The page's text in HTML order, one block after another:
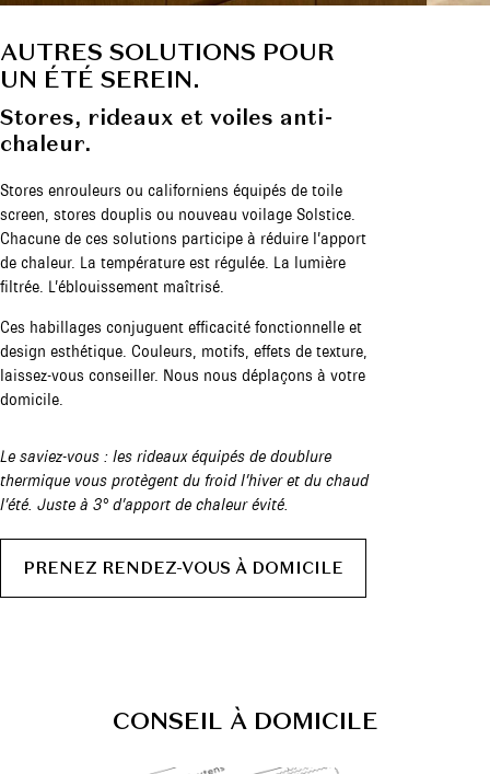
AUTRES SOLUTIONS POUR
UN ÉTÉ SEREIN.
Stores, rideaux et voiles anti-
chaleur.
Stores enrouleurs ou californiens équipés de toile
screen, stores douplis ou nouveau voilage Solstice.
Chacune de ces solutions participe à réduire l’apport
de chaleur. La température est régulée. La lumière
filtrée. L’éblouissement maîtrisé.
Ces habillages conjuguent efficacité fonctionnelle et
design esthétique. Couleurs, motifs, effets de texture,
laissez-vous conseiller. Nous nous déplaçons à votre
domicile.
Le saviez-vous : les rideaux équipés de doublure
thermique vous protègent du froid l’hiver et du chaud
l’été. Juste à 3° d’apport de chaleur évité.
PRENEZ RENDEZ-VOUS À DOMICILE
CONSEIL À DOMICILE